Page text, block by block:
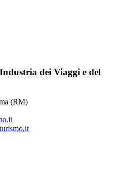
dei Viaggi e del
(RM)